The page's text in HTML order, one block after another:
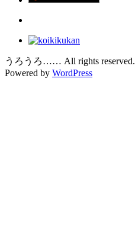
うろうろ…… All rights reserved.
Powered by WordPress